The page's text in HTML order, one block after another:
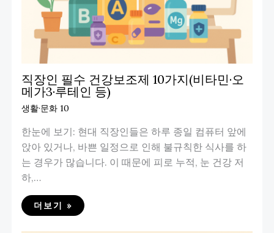
직장인 필수 건강보조제 10가지(비타민·오
메가3·루테인 등)
생활·문화 10
한눈에 보기: 현대 직장인들은 하루 종일 컴퓨터 앞에
앉아 있거나, 바쁜 일정으로 인해 불규칙한 식사를 하
는 경우가 많습니다. 이 때문에 피로 누적, 눈 건강 저
하,…
더보기 »